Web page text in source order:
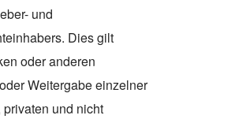
und
Dies gilt
oder anderen
Weitergabe einzelner
und nicht